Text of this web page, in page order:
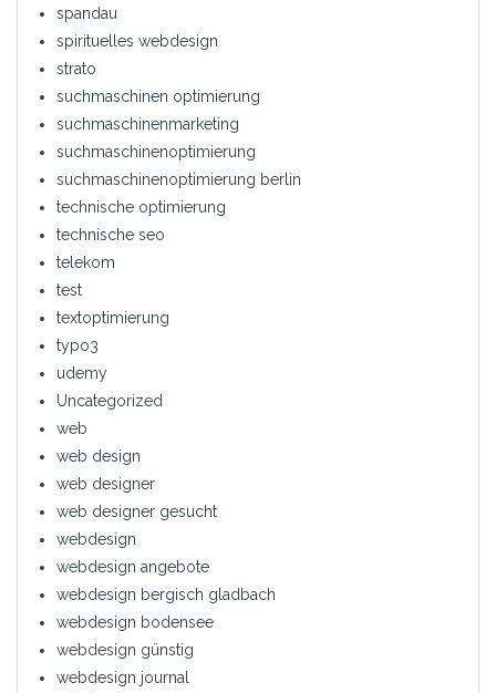
spandau
spirituelles webdesign
strato
suchmaschinen optimierung
suchmaschinenmarketing
suchmaschinenoptimierung
suchmaschinenoptimierung berlin
technische optimierung
technische seo
telekom
test
textoptimierung
typo3
udemy
Uncategorized
web
web design
web designer
web designer gesucht
webdesign
webdesign angebote
webdesign bergisch gladbach
webdesign bodensee
webdesign günstig
webdesign journal